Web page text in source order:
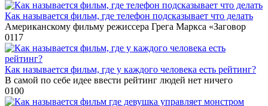
Как называется фильм, где телефон подсказывает что делать
Американскому фильму режиссера Грега Маркса «Заговор
0117
Как называется фильм, где у каждого человека есть рейтинг?
В самой по себе идее ввести рейтинг людей нет ничего
0100